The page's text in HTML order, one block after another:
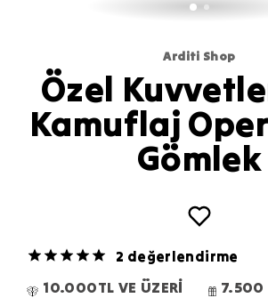
Arditi Shop
Özel
Kamuflaj
Gömlek
2 değerlendirme
10.000TL VE ÜZERİ
7.500